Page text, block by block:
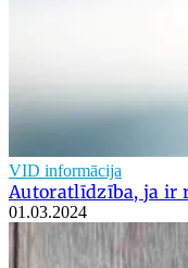
VID informācija
Autoratlīdzība, ja ir
01.03.2024